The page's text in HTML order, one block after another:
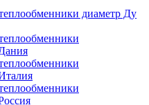
диаметр Ду